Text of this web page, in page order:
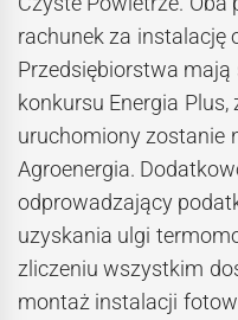
rachunek za instalację
Przedsiębiorstwa
konkursu Energia
uruchomiony zostanie
Agroenergia.
odprowadzający
uzyskania ulgi
zliczeniu wszystkim
montaż instalacji